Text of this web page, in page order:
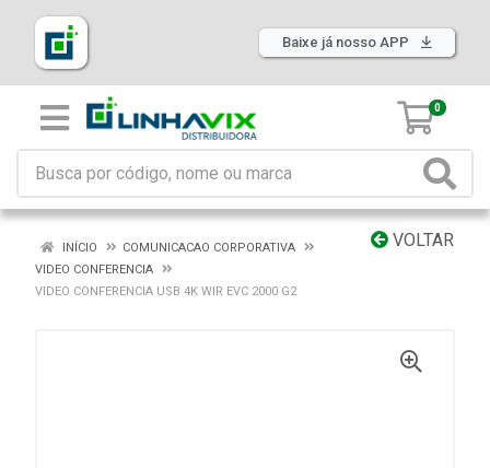
Baixe já nosso APP
0
VOLTAR
INÍCIO
COMUNICACAO CORPORATIVA
VIDEO CONFERENCIA
VIDEO CONFERENCIA USB 4K WIR EVC 2000 G2